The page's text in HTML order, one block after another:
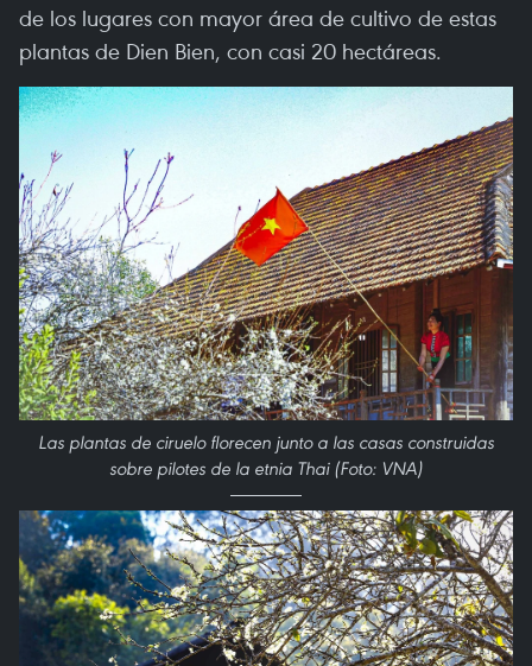
de los lugares con mayor área de cultivo de estas
plantas de Dien Bien, con casi 20 hectáreas.
Las plantas de ciruelo florecen junto a las casas construidas
sobre pilotes de la etnia Thai (Foto: VNA)